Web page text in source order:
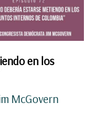
en los
McGovern